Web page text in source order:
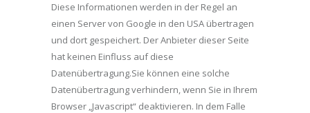
Diese Informationen werden in der Regel an
einen Server von Google in den USA übertragen
und dort gespeichert. Der Anbieter dieser Seite
hat keinen Einfluss auf diese
Datenübertragung.Sie können eine solche
Datenübertragung verhindern, wenn Sie in Ihrem
Browser „Javascript“ deaktivieren. In dem Falle